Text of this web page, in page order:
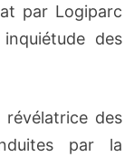
par Logiparc
des
des
par la